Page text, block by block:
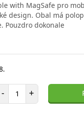
with MagSafe pro
design. Obal má
Pouzdro dokonale
- Počet položek
+